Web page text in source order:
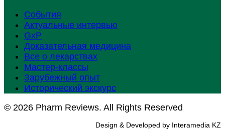
События
Актуальные интервью
GxP
Доказательная медицина
Все о лекарствах
Мастер-классы
Зарубежный опыт
Исторический экскурс
© 2026 Pharm Reviews. All Rights Reserved
Design & Developed by Interamedia KZ